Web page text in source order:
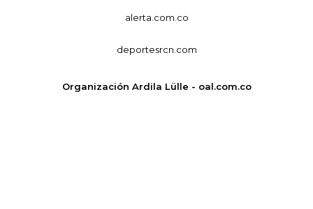
alerta.com.co
deportesrcn.com
Organización Ardila Lülle - oal.com.co